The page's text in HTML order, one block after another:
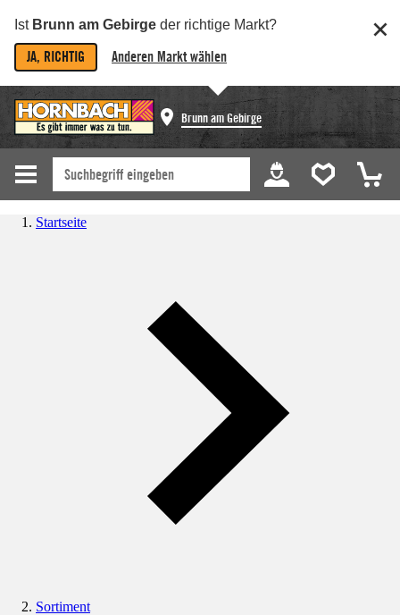
Ist Brunn am Gebirge der richtige Markt?
JA, RICHTIG Anderen Markt wählen
Brunn am Gebirge
Startseite
Sortiment